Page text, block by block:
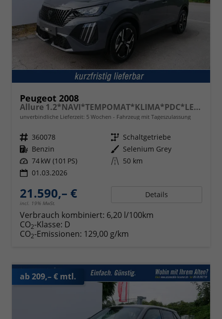
Peugeot 2008
Allure 1.2*NAVI*TEMPOMAT*KLIMA*PDC*LED*BLUETOOTH*FRONT-ASSIST*17-ZOLL
unverbindliche Lieferzeit: 5 Wochen Fahrzeug mit Tageszulassung
Fahrzeugnr. 360078 Getriebe Schaltgetriebe
Kraftstoff Benzin Außenfarbe Selenium Grey
Leistung 74 kW (101 PS) Kilometerstand 50 km
01.03.2026
21.590,– €
incl. 19% MwSt.
Details
Verbrauch kombiniert: 6,20 l/100km
CO2-Klasse: D
CO2-Emissionen: 129,00 g/km
ab 209,– € mtl.